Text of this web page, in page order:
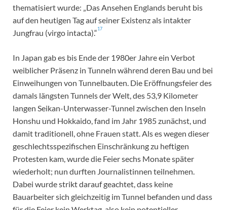
thematisiert wurde: „Das Ansehen Englands beruht bis
auf den heutigen Tag auf seiner Existenz als intakter
Jungfrau (virgo intacta).“17
In Japan gab es bis Ende der 1980er Jahre ein Verbot
weiblicher Präsenz in Tunneln während deren Bau und bei
Einweihungen von Tunnelbauten. Die Eröffnungsfeier des
damals längsten Tunnels der Welt, des 53,9 Kilometer
langen Seikan-Unterwasser-Tunnel zwischen den Inseln
Honshu und Hokkaido, fand im Jahr 1985 zunächst, und
damit traditionell, ohne Frauen statt. Als es wegen dieser
geschlechtsspezifischen Einschränkung zu heftigen
Protesten kam, wurde die Feier sechs Monate später
wiederholt; nun durften Journalistinnen teilnehmen.
Dabei wurde strikt darauf geachtet, dass keine
Bauarbeiter sich gleichzeitig im Tunnel befanden und dass